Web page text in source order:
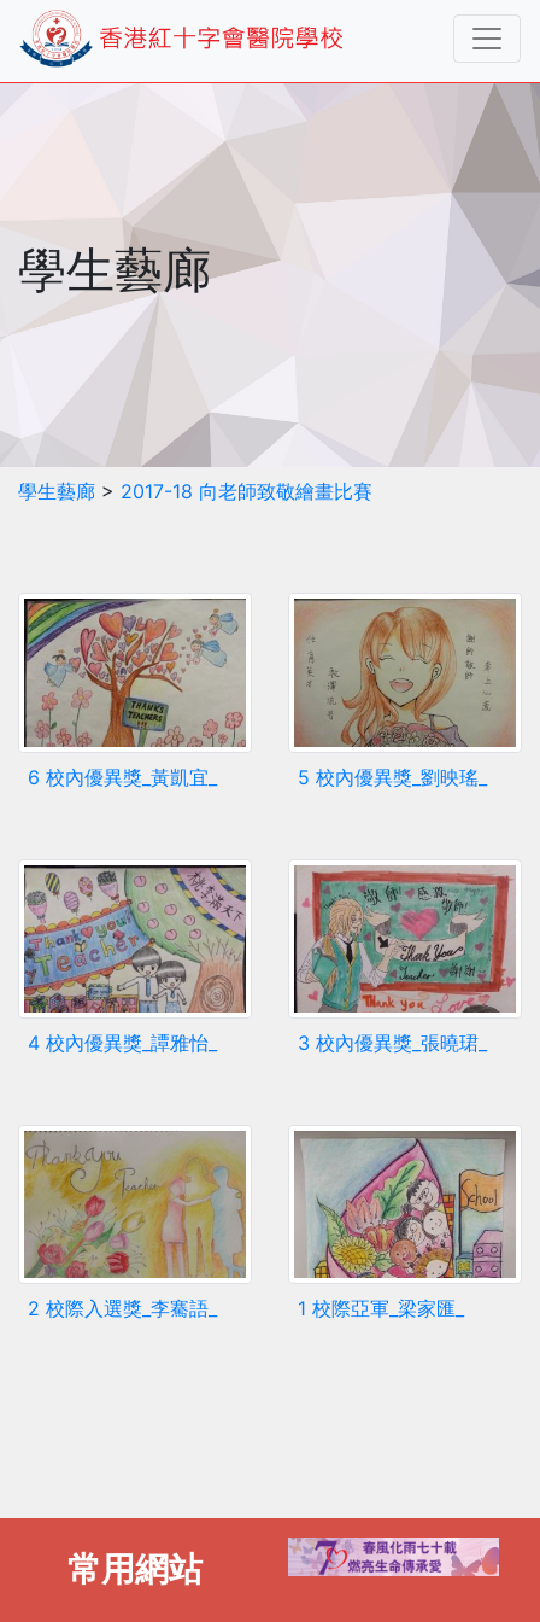
學生藝廊
學生藝廊 > 2017-18 向老師致敬繪畫比賽
6 校內優異獎_黃凱宜_ 5 校內優異獎_劉映瑤_
4 校內優異獎_譚雅怡_ 3 校內優異獎_張曉珺_
2 校際入選獎_李騫語_ 1 校際亞軍_梁家匯_
常用網站